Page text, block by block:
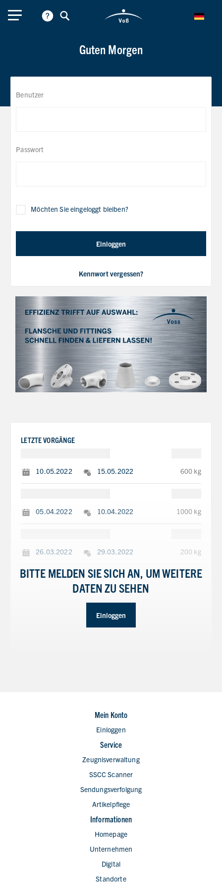
Guten Morgen
Benutzer
Passwort
Möchten Sie eingeloggt bleiben?
Einloggen
Kennwort vergessen?
LETZTE VORGÄNGE
10.05.2022 15.05.2022 600 kg
05.04.2022 10.04.2022 1000 kg
26.03.2022 29.03.2022 200 kg
27.02.2022
BITTE MELDEN SIE SICH AN, UM WEITERE
DATEN ZU SEHEN
Einloggen
Mein Konto
Einloggen
Service
Zeugnisverwaltung
SSCC Scanner
Sendungsverfolgung
Artikelpflege
Informationen
Homepage
Unternehmen
Digital
Standorte